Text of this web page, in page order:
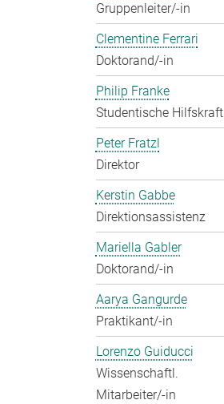
Gruppenleiter/-in
Clementine Ferrari
Doktorand/-in
Philip Franke
Studentische Hilfskraft
Peter Fratzl
Direktor
Kerstin Gabbe
Direktionsassistenz
Mariella Gabler
Doktorand/-in
Aarya Gangurde
Praktikant/-in
Lorenzo Guiducci
Wissenschaftl.
Mitarbeiter/-in